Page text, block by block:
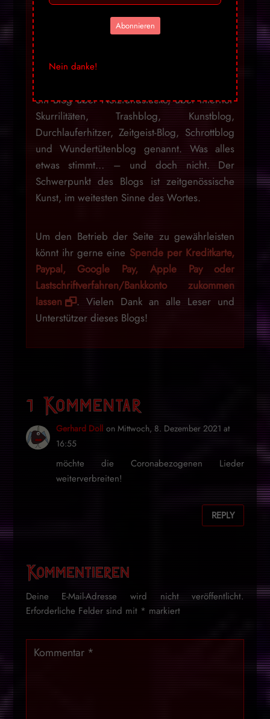
Es fällt mir schwer zu beschreiben, was ich
Laufe der Jahre Kulturblog, Musikblog,
ein Blog über Netzfundstücke, über Internet-
Skurrilitäten, Trashblog, Kunstblog,
Durchlauferhitzer, Zeitgeist-Blog, Schrottblog
und Wundertütenblog genannt. Was alles
etwas stimmt… – und doch nicht. Der
Schwerpunkt des Blogs ist zeitgenössische
Kunst, im weitesten Sinne des Wortes.
Um den Betrieb der Seite zu gewährleisten
könnt ihr gerne eine Spende per Kreditkarte,
Paypal, Google Pay, Apple Pay oder
Lastschriftverfahren/Bankkonto zukommen
lassen
. Vielen Dank an alle Leser und
Unterstützer dieses Blogs!
1 Kommentar
Gerhard Doll on Mittwoch, 8. Dezember 2021 at
16:55
möchte die Coronabezogenen Lieder
weiterverbreiten!
REPLY
Kommentieren
Deine E-Mail-Adresse wird nicht veröffentlicht.
Erforderliche Felder sind mit * markiert
Abonnieren
Nein danke!